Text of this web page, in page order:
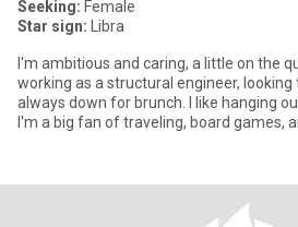
Seeking: Female
Star sign: Libra
I'm ambitious and caring, a little on the quiet
working as a structural engineer, looking to
always down for brunch. I like hanging out on roof tops and patios.
I'm a big fan of traveling, board games,